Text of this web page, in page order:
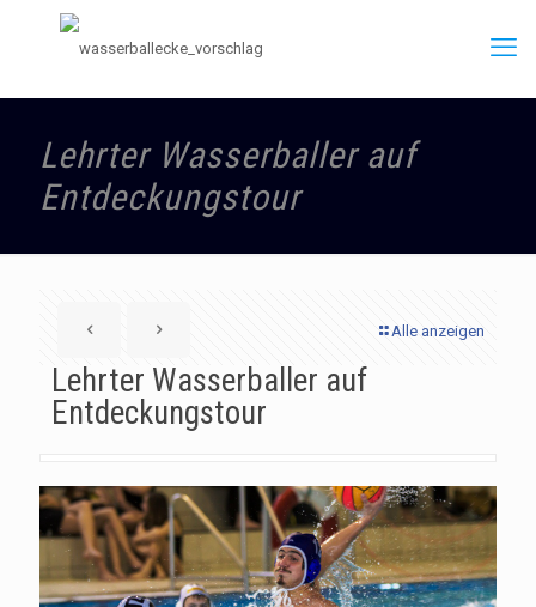
Lehrter Wasserballer auf
Entdeckungstour
Alle anzeigen
Lehrter Wasserballer auf
Entdeckungstour